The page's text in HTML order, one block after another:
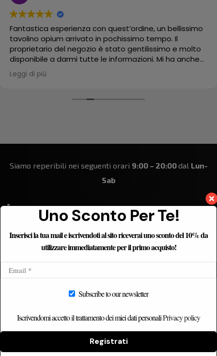
Fantastica esperienza con quest’ordine, un bellissimo
tavolino opium arrivato in pochissimo tempo. Il
proprietario del negozio è stato gentilissimo e molto
disponibile a darmi tutte le informazioni. Mi ha anche
mandato un video del suo bellissimo negozio.
Leggi di più
Siamo reperibili nei seguenti orari 9:00 – 20:00dal Lun-
Sab
+39 328 184 8861
Chi siamo
Contatti
Uno Sconto Per Te!
Inserisci la tua mail e iscrivendoti al sito riceverai uno sconto del 10% da
utilizzare immediatamente per il primo acquisto!
Subscribe to our newsletter
Iscrivendomi accetto il trattamento dei miei dati personaliPrivacy policy
Registrati